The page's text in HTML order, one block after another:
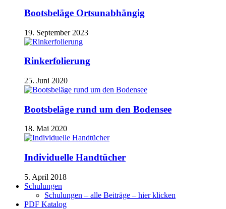
Bootsbeläge Ortsunabhängig
19. September 2023
Rinkerfolierung
25. Juni 2020
Bootsbeläge rund um den Bodensee
18. Mai 2020
Individuelle Handtücher
5. April 2018
Schulungen
Schulungen – alle Beiträge – hier klicken
PDF Katalog